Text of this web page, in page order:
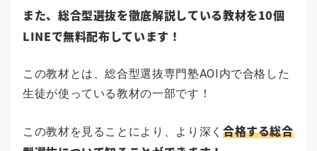
また、総合型選抜を徹底解説している教材を10個
LINEで無料配布しています！
この教材とは、総合型選抜専門塾AOI内で合格した
生徒が使っている教材の一部です！
この教材を見ることにより、より深く 合格する総合